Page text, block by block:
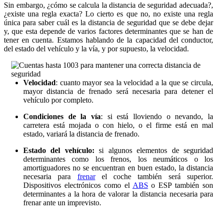
Sin embargo, ¿cómo se calcula la distancia de seguridad adecuada?,
¿existe una regla exacta? Lo cierto es que no, no existe una regla
única para saber cuál es la distancia de seguridad que se debe dejar
y, que esta depende de varios factores determinantes que se han de
tener en cuenta. Estamos hablando de la capacidad del conductor,
del estado del vehículo y la vía, y por supuesto, la velocidad.
Velocidad: cuanto mayor sea la velocidad a la que se circula,
mayor distancia de frenado será necesaria para detener el
vehículo por completo.
Condiciones de la vía: si está lloviendo o nevando, la
carretera está mojada o con hielo, o el firme está en mal
estado, variará la distancia de frenado.
Estado del vehículo: si algunos elementos de seguridad
determinantes como los frenos, los neumáticos o los
amortiguadores no se encuentran en buen estado, la distancia
necesaria para frenarel coche también será superior.
Dispositivos electrónicos como el ABS o ESP también son
determinantes a la hora de valorar la distancia necesaria para
frenar ante un imprevisto.